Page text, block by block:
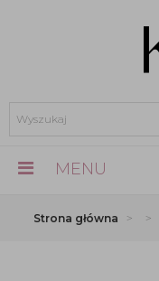
MENU
Strona główna